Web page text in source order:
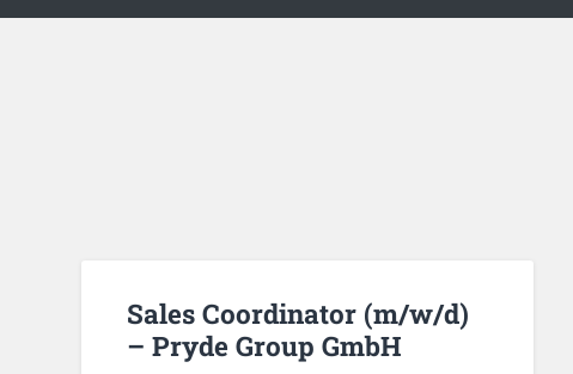
Sales Coordinator (m/w/d)
– Pryde Group GmbH